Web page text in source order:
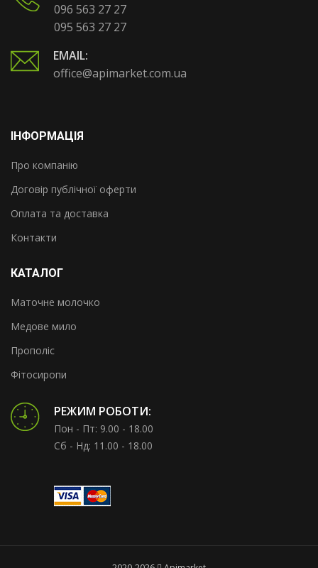
096 563 27 27
095 563 27 27
EMAIL:
office@apimarket.com.ua
ІНФОРМАЦІЯ
Про компанію
Договір публічної оферти
Оплата та доставка
Контакти
КАТАЛОГ
Маточне молочко
Медове мило
Прополіс
Фітосиропи
РЕЖИМ РОБОТИ:
Пон - Пт: 9.00 - 18.00
Сб - Нд: 11.00 - 18.00